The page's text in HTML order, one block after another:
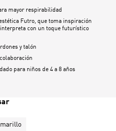
mayor respirabilidad
Futro, que toma inspiración
con un toque futurístico
y talón
para niños de 4 a 8 años